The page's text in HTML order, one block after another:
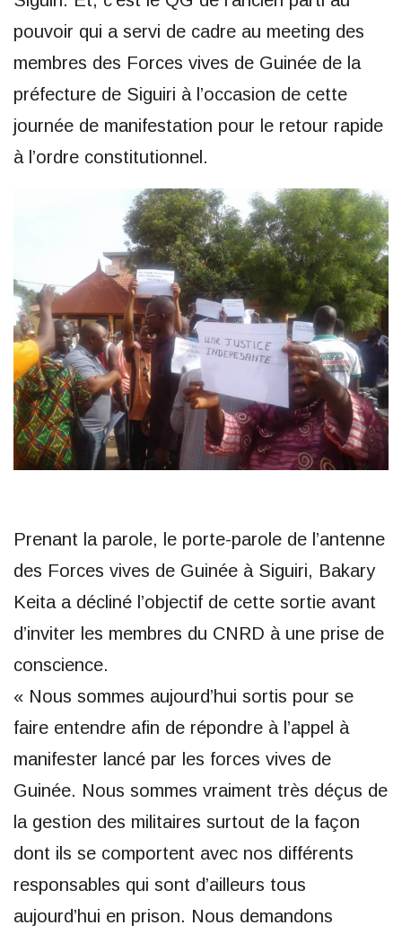
pouvoir qui a servi de cadre au meeting des
membres des Forces vives de Guinée de la
préfecture de Siguiri à l’occasion de cette
journée de manifestation pour le retour rapide
à l’ordre constitutionnel.
Prenant la parole, le porte-parole de l’antenne
des Forces vives de Guinée à Siguiri, Bakary
Keita a décliné l’objectif de cette sortie avant
d’inviter les membres du CNRD à une prise de
conscience.
« Nous sommes aujourd’hui sortis pour se
faire entendre afin de répondre à l’appel à
manifester lancé par les forces vives de
Guinée. Nous sommes vraiment très déçus de
la gestion des militaires surtout de la façon
dont ils se comportent avec nos différents
responsables qui sont d’ailleurs tous
aujourd’hui en prison. Nous demandons